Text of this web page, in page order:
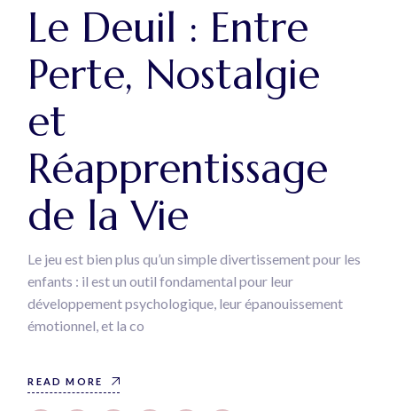
Le Deuil : Entre
Perte, Nostalgie
et
Réapprentissage
de la Vie
Le jeu est bien plus qu’un simple divertissement pour les
enfants : il est un outil fondamental pour leur
développement psychologique, leur épanouissement
émotionnel, et la co
READ MORE